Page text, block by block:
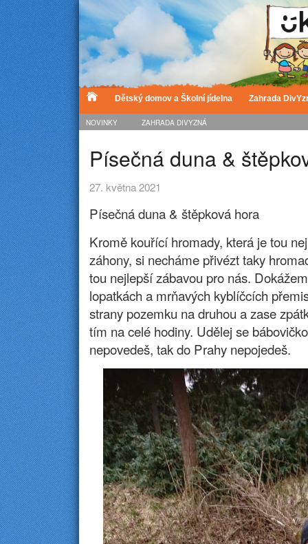
Dětský domov a Školní jídelna Zahrada
NOVINKY ZAHRADA DIVYZNÁ
Písečná duna &
27. května 2021
Písečná duna & štěpková hora
Kromě kouřící hromady, která je tou
záhony, si necháme přivézt taky
tou nejlepší zábavou pro nás.
lopatkách a mrňavých kyblíčcích
strany pozemku na druhou a zase
tím na celé hodiny. Udělej se
nepovedeš, tak do Prahy nepojedeš.